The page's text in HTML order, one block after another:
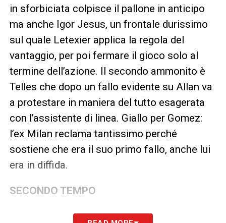
in sforbiciata colpisce il pallone in anticipo
ma anche Igor Jesus, un frontale durissimo
sul quale Letexier applica la regola del
vantaggio, per poi fermare il gioco solo al
termine dell’azione. Il secondo ammonito è
Telles che dopo un fallo evidente su Allan va
a protestare in maniera del tutto esagerata
con l’assistente di linea. Giallo per Gomez:
l’ex Milan reclama tantissimo perché
sostiene che era il suo primo fallo, anche lui
era in diffida.
SECONDO TEMPO
Gol di Estevao a inizio ripresa ma il gioco era